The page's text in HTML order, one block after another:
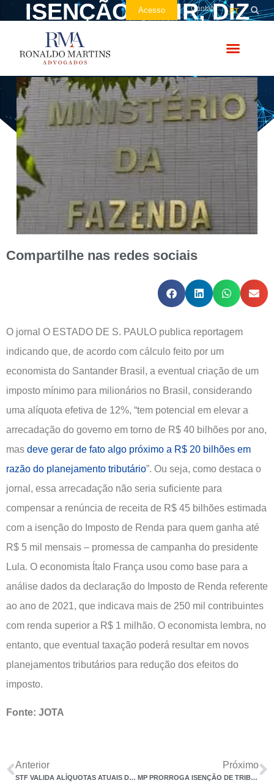
Acesso Contato PT
ISENÇÃO DE IR, DIZ
SANTANDER
Compartilhe nas redes sociais
O jornal O ESTADO DE S. PAULO publica reportagem
indicando que, de acordo com cálculo feito por um
economista do Santander Brasil, a eventual criação de um
imposto mínimo para milionários no Brasil, considerando
uma alíquota efetiva de 12%, “tem potencial em elevar a
arrecadação do governo em torno de R$ 40 bilhões por ano,
mas deve gerar de fato algo próximo a R$ 20 bilhões em
razão do planejamento tributário”. Ou seja, como destaca o
jornal, essa arrecadação não seria suficiente para
compensar a renúncia de receita de R$ 45 bilhões estimada
com a isenção do Imposto de Renda para quem ganha até
R$ 5 mil mensais – promessa de campanha do presidente
Lula. O economista Ítalo França usou como base para a
análise dados da declaração do Imposto de Renda referente
ao ano de 2021, que indicava mais de 250 mil contribuintes
com renda superior a R$ 1 milhão. O economista lembra, no
entanto, que eventual taxação poderá resultar em novos
planejamentos tributários para redução dos efeitos do
imposto.
Fonte: JOTA
Anterior
STF VALIDA ALÍQUOTAS ATUAIS DE PIS E COFINS SOBRE RECEITAS FINANCEIRAS
Próximo
MP PRORROGA ISENÇÃO DE TRIBUTOS PARA EXPORTADORES DO RS